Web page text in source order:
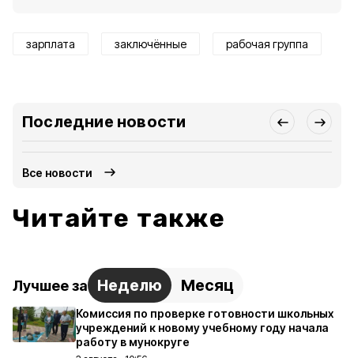
зарплата заключённые рабочая группа
Последние новости
Все новости
Читайте также
Лучшее за Неделю Месяц
Комиссия по проверке готовности школьных
учреждений к новому учебному году начала
работу в мунокруге